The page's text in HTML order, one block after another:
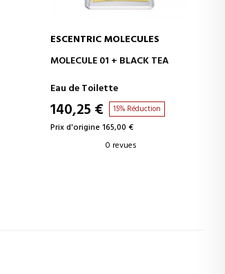
AJOUTER AU PANIER
ESCENTRIC MOLECULES
MOLECULE 01 + BLACK TEA
Eau de Toilette
140,25 € 15% Réduction
Prix d'origine 165,00 €
0 revues